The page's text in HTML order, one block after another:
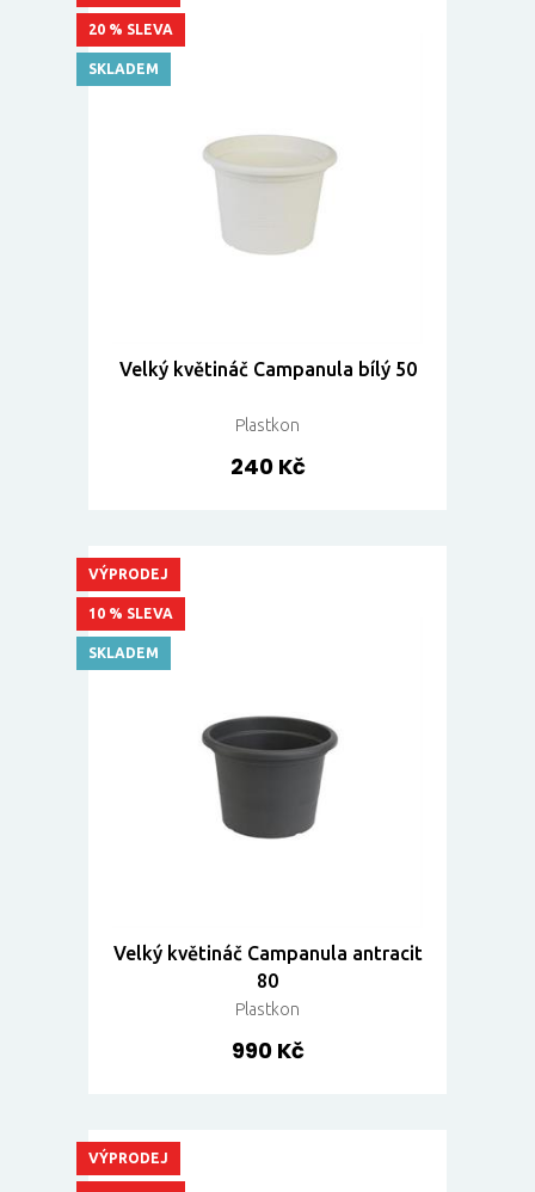
Velký květináč Campanula bílý 50
Plastkon
240 Kč
20 % SLEVA
SKLADEM
Velký květináč Campanula antracit
80
Plastkon
990 Kč
VÝPRODEJ
10 % SLEVA
SKLADEM
VÝPRODEJ